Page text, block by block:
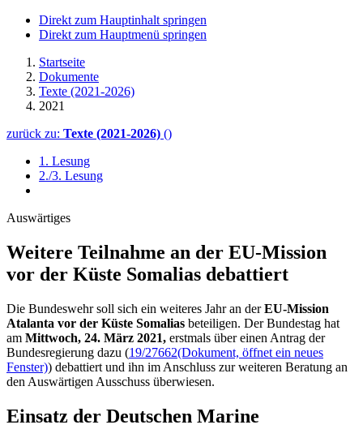
Direkt zum Hauptinhalt springen
Direkt zum Hauptmenü springen
Startseite
Dokumente
Texte (2021-2026)
2021
zurück zu: Texte (2021-2026) ()
1. Lesung
2./3. Lesung
Auswärtiges
Weitere Teilnahme an der EU-Mission
vor der Küste Somalias debattiert
Die Bundeswehr soll sich ein weiteres Jahr an derEU-Mission
Atalanta vor der Küste Somalias beteiligen. Der Bundestag hat
am Mittwoch, 24. März 2021, erstmals über einen Antrag der
Bundesregierung dazu (19/27662(Dokument, öffnet ein neues
Fenster)) debattiert und ihn im Anschluss zur weiteren Beratung an
den Auswärtigen Ausschuss überwiesen.
Einsatz der Deutschen Marine